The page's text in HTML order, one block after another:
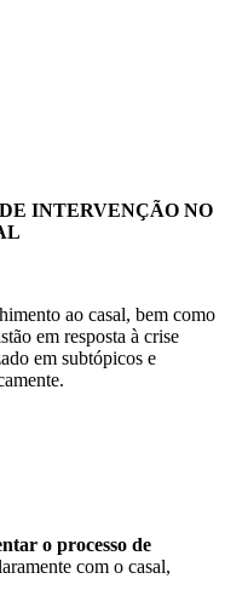
INTERVENÇÃO NO
ao casal, bem como
em resposta à crise
em subtópicos e
o processo de
com o casal,